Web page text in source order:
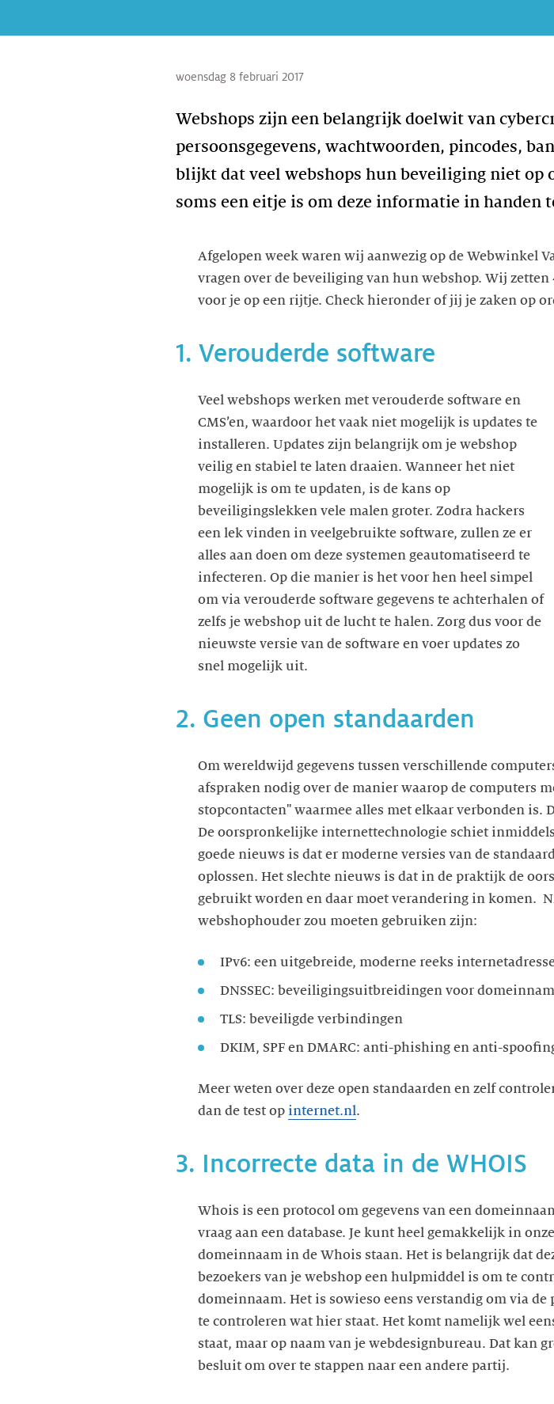
woensdag 8 februari 2017
Webshops zijn een belangrijk doelwit van
persoonsgegevens, wachtwoorden, pincodes,
blijkt dat veel webshops hun beveiliging niet op
soms een eitje is om deze informatie in handen
Afgelopen week waren wij aanwezig op de Webwinkel
vragen over de beveiliging van hun webshop. Wij
voor je op een rijtje. Check hieronder of jij je zaken op
1. Verouderde software
Veel webshops werken met verouderde software en
CMS’en, waardoor het vaak niet mogelijk is updates te
installeren. Updates zijn belangrijk om je webshop
veilig en stabiel te laten draaien. Wanneer het niet
mogelijk is om te updaten, is de kans op
beveiligingslekken vele malen groter. Zodra hackers
een lek vinden in veelgebruikte software, zullen ze er
alles aan doen om deze systemen geautomatiseerd te
infecteren. Op die manier is het voor hen heel simpel
om via verouderde software gegevens te achterhalen of
zelfs je webshop uit de lucht te halen. Zorg dus voor de
nieuwste versie van de software en voer updates zo
snel mogelijk uit.
2. Geen open standaarden
Om wereldwijd gegevens tussen verschillende
afspraken nodig over de manier waarop de computers
stopcontacten" waarmee alles met elkaar verbonden is.
De oorspronkelijke internettechnologie schiet
goede nieuws is dat er moderne versies van de
oplossen. Het slechte nieuws is dat in de praktijk de
gebruikt worden en daar moet verandering in komen.
webshophouder zou moeten gebruiken zijn:
IPv6: een uitgebreide, moderne reeks
DNSSEC: beveiligingsuitbreidingen voor
TLS: beveiligde verbindingen
DKIM, SPF en DMARC: anti-phishing en anti-
Meer weten over deze open standaarden en zelf
dan de test op internet.nl.
3. Incorrecte data in de WHOIS
Whois is een protocol om gegevens van een
vraag aan een database. Je kunt heel gemakkelijk in onze
domeinnaam in de Whois staan. Het is belangrijk dat
bezoekers van je webshop een hulpmiddel is om te
domeinnaam. Het is sowieso eens verstandig om via
te controleren wat hier staat. Het komt namelijk wel
staat, maar op naam van je webdesignbureau. Dat kan
besluit om over te stappen naar een andere partij.